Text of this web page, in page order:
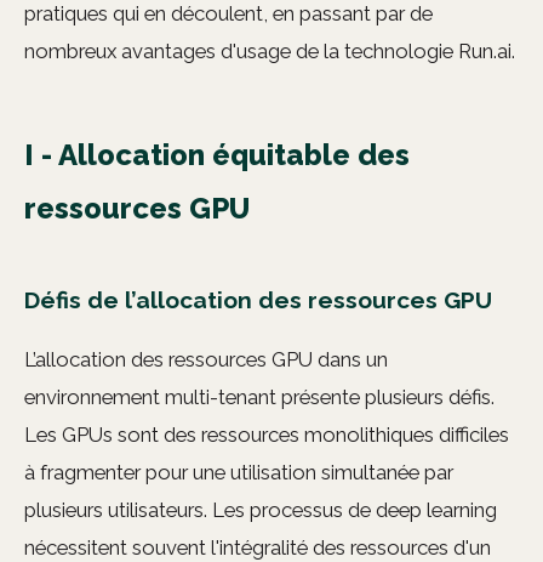
pratiques qui en découlent, en passant par de
nombreux avantages d'usage de la technologie Run.ai.
I - Allocation équitable des
ressources GPU
Défis de l’allocation des ressources GPU
L’allocation des ressources GPU dans un
environnement multi-tenant présente plusieurs défis.
Les GPUs sont des ressources monolithiques difficiles
à fragmenter pour une utilisation simultanée par
plusieurs utilisateurs. Les processus de deep learning
nécessitent souvent l'intégralité des ressources d'un